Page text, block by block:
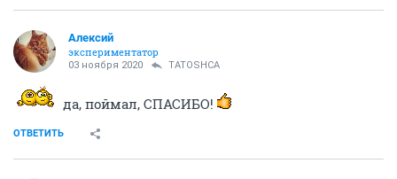
Алексий
экспериментатор
03 ноября 2020 TATOSHCA
да, поймал, СПАСИБО!
ОТВЕТИТЬ